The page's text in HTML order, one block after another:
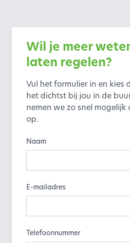
Wil je meer
laten regelen?
Vul het formulier in en kies
het dichtst bij jou in de
nemen we zo snel mogelijk
op.
Naam
E-mailadres
Telefoonnummer